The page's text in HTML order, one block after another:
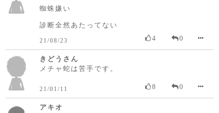
蜘蛛嫌い
診断全然あたってない
21/08/23 4 0
きどうさん
メチャ蛇は苦手です。
21/01/11 8 0
アキオ